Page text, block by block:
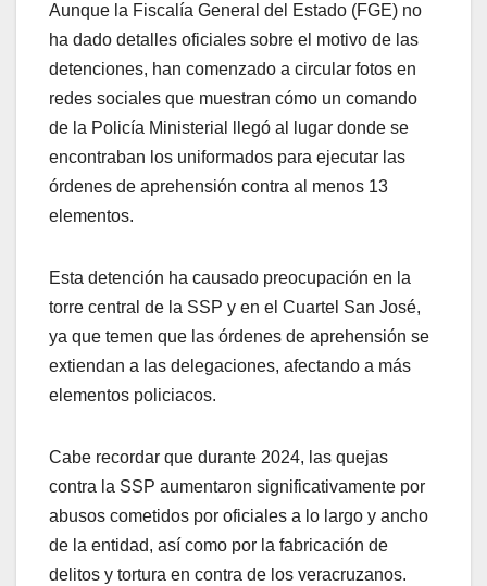
Aunque la Fiscalía General del Estado (FGE) no
ha dado detalles oficiales sobre el motivo de las
detenciones, han comenzado a circular fotos en
redes sociales que muestran cómo un comando
de la Policía Ministerial llegó al lugar donde se
encontraban los uniformados para ejecutar las
órdenes de aprehensión contra al menos 13
elementos.
Esta detención ha causado preocupación en la
torre central de la SSP y en el Cuartel San José,
ya que temen que las órdenes de aprehensión se
extiendan a las delegaciones, afectando a más
elementos policiacos.
Cabe recordar que durante 2024, las quejas
contra la SSP aumentaron significativamente por
abusos cometidos por oficiales a lo largo y ancho
de la entidad, así como por la fabricación de
delitos y tortura en contra de los veracruzanos.